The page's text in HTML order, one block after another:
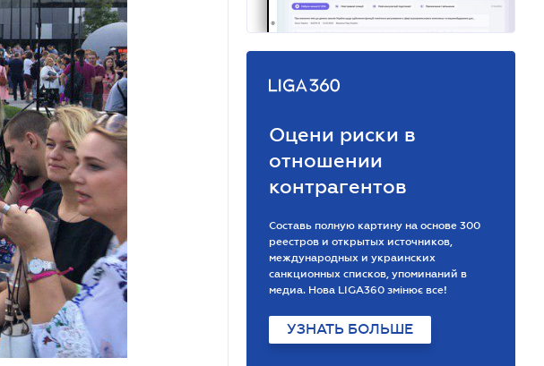
Оцени риски в
отношении
контрагентов
Составь полную картину на основе 300
реестров и открытых источников,
международных и украинских
санкционных списков, упоминаний в
медиа. Нова LIGA360 змінює все!
УЗНАТЬ БОЛЬШЕ